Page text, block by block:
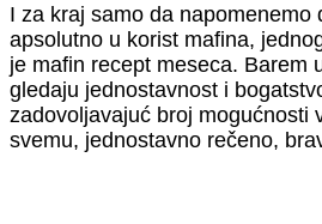
I za kraj samo da napomenemo
apsolutno u korist mafina,
je mafin recept meseca. Barem
gledaju jednostavnost i
zadovoljavajuć broj mogućnosti
svemu, jednostavno rečeno,